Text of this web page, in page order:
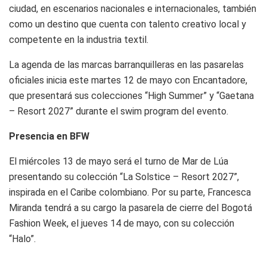
ciudad, en escenarios nacionales e internacionales, también
como un destino que cuenta con talento creativo local y
competente en la industria textil.
La agenda de las marcas barranquilleras en las pasarelas
oficiales inicia este martes 12 de mayo con Encantadore,
que presentará sus colecciones “High Summer” y “Gaetana
– Resort 2027” durante el swim program del evento.
Presencia en BFW
El miércoles 13 de mayo será el turno de Mar de Lúa
presentando su colección “La Solstice – Resort 2027”,
inspirada en el Caribe colombiano. Por su parte, Francesca
Miranda tendrá a su cargo la pasarela de cierre del Bogotá
Fashion Week, el jueves 14 de mayo, con su colección
“Halo”.